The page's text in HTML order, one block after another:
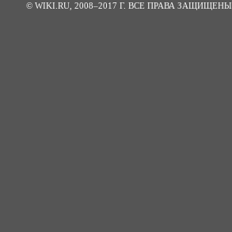
© WIKI.RU, 2008–2017 Г. ВСЕ ПРАВА ЗАЩИЩЕНЫ.